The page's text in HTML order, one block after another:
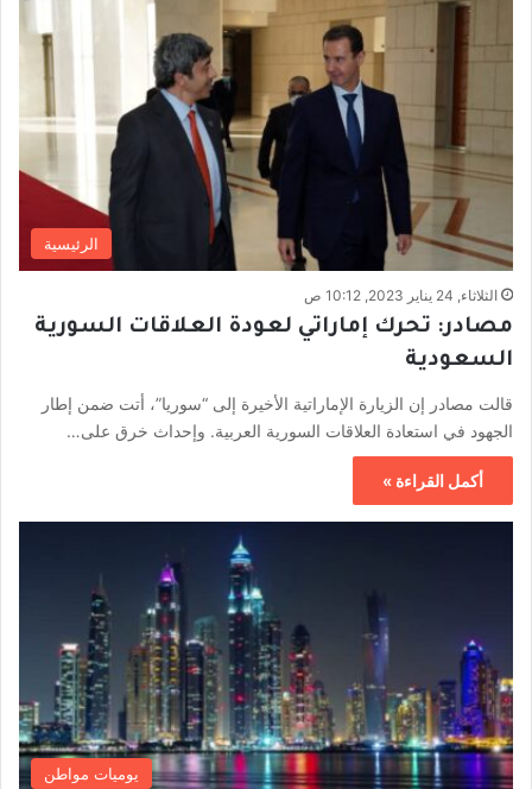
الرئيسية
الثلاثاء, 24 يناير 2023, 10:12 ص
مصادر: تحرك إماراتي لعودة العلاقات السورية
السعودية
قالت مصادر إن الزيارة الإماراتية الأخيرة إلى “سوريا”، أتت ضمن إطار
الجهود في استعادة العلاقات السورية العربية. وإحداث خرق على…
أكمل القراءة »
يوميات مواطن